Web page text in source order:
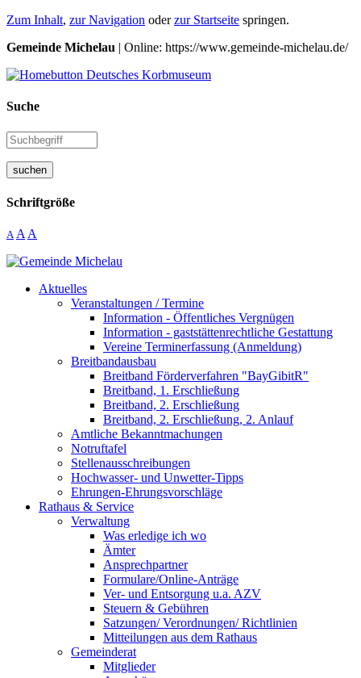
Zum Inhalt, zur Navigation oderzur Startseite springen.
Gemeinde Michelau | Online: https://www.gemeinde-michelau.de/
Suche
suchen
Schriftgröße
A A A
Aktuelles
Veranstaltungen / Termine
Information - Öffentliches Vergnügen
Information - gaststättenrechtliche Gestattung
Vereine Terminerfassung (Anmeldung)
Breitbandausbau
Breitband Förderverfahren "BayGibitR"
Breitband, 1. Erschließung
Breitband, 2. Erschließung
Breitband, 2. Erschließung, 2. Anlauf
Amtliche Bekanntmachungen
Notruftafel
Stellenausschreibungen
Hochwasser- und Unwetter-Tipps
Ehrungen-Ehrungsvorschläge
Rathaus & Service
Verwaltung
Was erledige ich wo
Ämter
Ansprechpartner
Formulare/Online-Anträge
Ver- und Entsorgung u.a. AZV
Steuern & Gebühren
Satzungen/ Verordnungen/ Richtlinien
Mitteilungen aus dem Rathaus
Gemeinderat
Mitglieder